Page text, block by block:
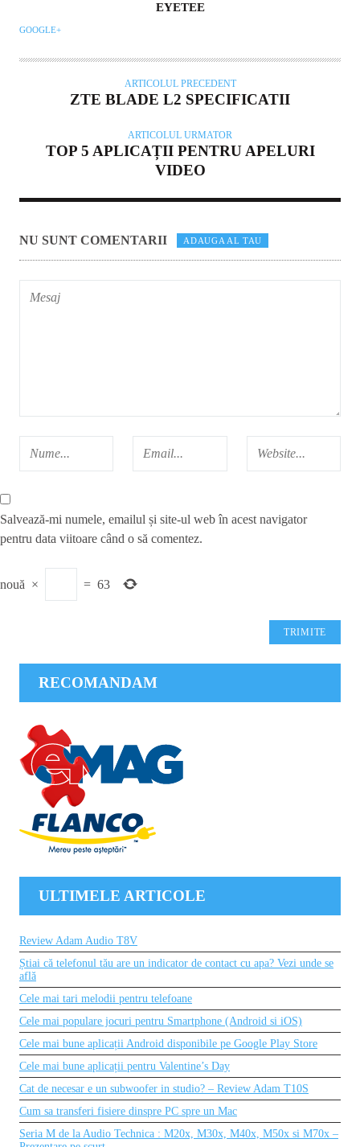
EYETEE
GOOGLE+
ARTICOLUL PRECEDENT
ZTE BLADE L2 SPECIFICATII
ARTICOLUL URMATOR
TOP 5 APLICAȚII PENTRU APELURI
VIDEO
NU SUNT COMENTARII ADAUGA AL TAU
Salvează-mi numele, emailul și site-ul web în acest navigator
pentru data viitoare când o să comentez.
nouă × = 63
RECOMANDAM
ULTIMELE ARTICOLE
Review Adam Audio T8V
Știai că telefonul tău are un indicator de contact cu apa? Vezi unde se
află
Cele mai tari melodii pentru telefoane
Cele mai populare jocuri pentru Smartphone (Android si iOS)
Cele mai bune aplicații Android disponibile pe Google Play Store
Cele mai bune aplicații pentru Valentine’s Day
Cat de necesar e un subwoofer in studio? – Review Adam T10S
Cum sa transferi fisiere dinspre PC spre un Mac
Seria M de la Audio Technica : M20x, M30x, M40x, M50x si M70x –